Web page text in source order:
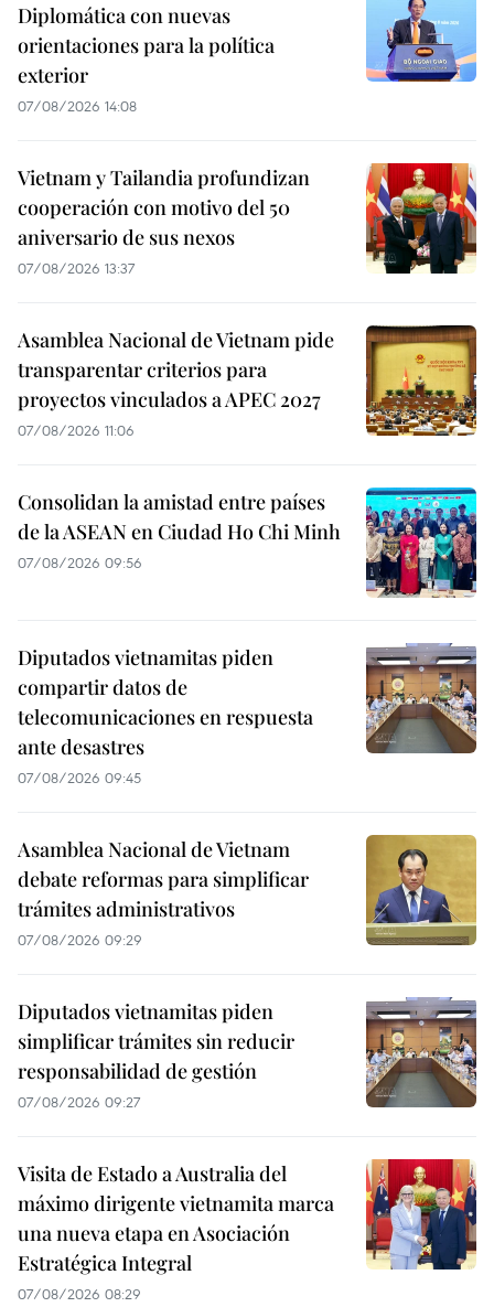
Diplomática con nuevas
orientaciones para la política
exterior
07/08/2026 14:08
Vietnam y Tailandia profundizan
cooperación con motivo del 50
aniversario de sus nexos
07/08/2026 13:37
Asamblea Nacional de Vietnam pide
transparentar criterios para
proyectos vinculados a APEC 2027
07/08/2026 11:06
Consolidan la amistad entre países
de la ASEAN en Ciudad Ho Chi Minh
07/08/2026 09:56
Diputados vietnamitas piden
compartir datos de
telecomunicaciones en respuesta
ante desastres
07/08/2026 09:45
Asamblea Nacional de Vietnam
debate reformas para simplificar
trámites administrativos
07/08/2026 09:29
Diputados vietnamitas piden
simplificar trámites sin reducir
responsabilidad de gestión
07/08/2026 09:27
Visita de Estado a Australia del
máximo dirigente vietnamita marca
una nueva etapa en Asociación
Estratégica Integral
07/08/2026 08:29